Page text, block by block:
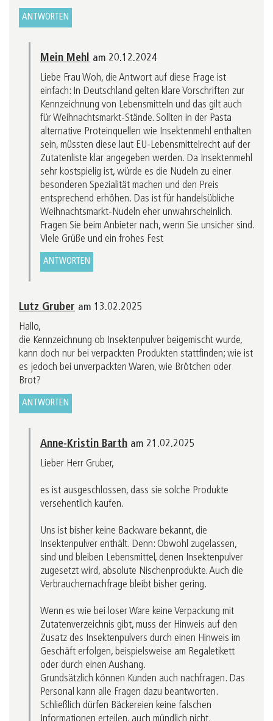
ANTWORTEN
Mein Mehl am 20.12.2024
Liebe Frau Woh, die Antwort auf diese Frage ist
einfach: In Deutschland gelten klare Vorschriften zur
Kennzeichnung von Lebensmitteln und das gilt auch
für Weihnachtsmarkt-Stände. Sollten in der Pasta
alternative Proteinquellen wie Insektenmehl enthalten
sein, müssten diese laut EU-Lebensmittelrecht auf der
Zutatenliste klar angegeben werden. Da Insektenmehl
sehr kostspielig ist, würde es die Nudeln zu einer
besonderen Spezialität machen und den Preis
entsprechend erhöhen. Das ist für handelsübliche
Weihnachtsmarkt-Nudeln eher unwahrscheinlich.
Fragen Sie beim Anbieter nach, wenn Sie unsicher sind.
Viele Grüße und ein frohes Fest
ANTWORTEN
Lutz Gruber am 13.02.2025
Hallo,
die Kennzeichnung ob Insektenpulver beigemischt wurde,
kann doch nur bei verpackten Produkten stattfinden; wie ist
es jedoch bei unverpackten Waren, wie Brötchen oder
Brot?
ANTWORTEN
Anne-Kristin Barth am 21.02.2025
Lieber Herr Gruber,
es ist ausgeschlossen, dass sie solche Produkte
versehentlich kaufen.
Uns ist bisher keine Backware bekannt, die
Insektenpulver enthält. Denn: Obwohl zugelassen,
sind und bleiben Lebensmittel, denen Insektenpulver
zugesetzt wird, absolute Nischenprodukte. Auch die
Verbrauchernachfrage bleibt bisher gering.
Wenn es wie bei loser Ware keine Verpackung mit
Zutatenverzeichnis gibt, muss der Hinweis auf den
Zusatz des Insektenpulvers durch einen Hinweis im
Geschäft erfolgen, beispielsweise am Regaletikett
oder durch einen Aushang.
Grundsätzlich können Kunden auch nachfragen. Das
Personal kann alle Fragen dazu beantworten.
Schließlich dürfen Bäckereien keine falschen